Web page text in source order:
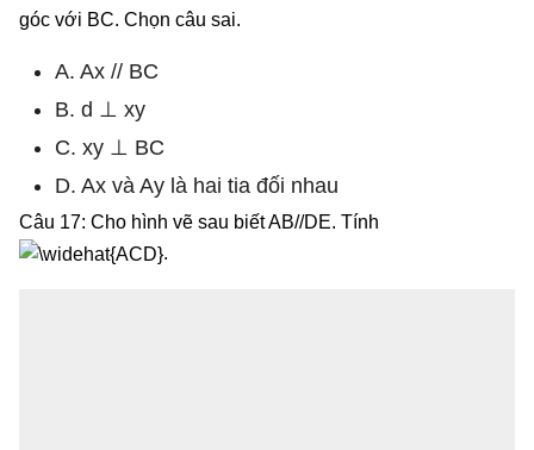
góc với BC. Chọn câu sai.
A. Ax // BC
B. d ⊥ xy
C. xy ⊥ BC
D. Ax và Ay là hai tia đối nhau
Câu 17: Cho hình vẽ sau biết AB//DE. Tính
.